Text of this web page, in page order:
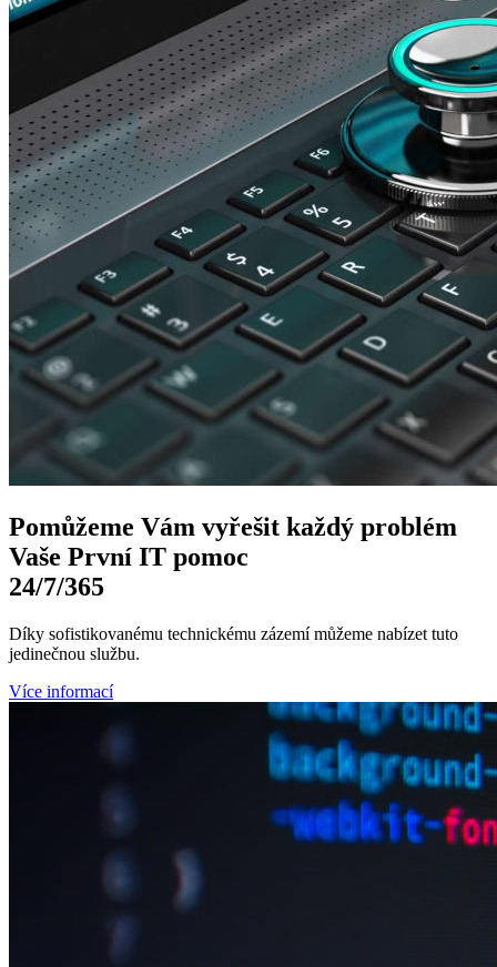
Pomůžeme Vám vyřešit každý problém
Vaše První IT pomoc
24/7/365
Díky sofistikovanému technickému zázemí můžeme nabízet tuto
jedinečnou službu.
Více informací